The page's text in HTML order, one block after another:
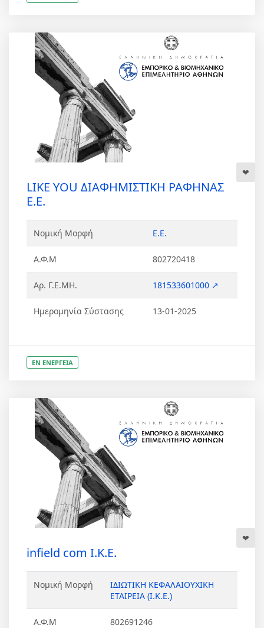
LIKE YOU ΔΙΑΦΗΜΙΣΤΙΚΗ ΡΑΦΗΝΑΣ
Ε.Ε.
Νομική Μορφή Ε.Ε.
Α.Φ.Μ 802720418
Αρ. Γ.Ε.ΜΗ. 181533601000 ↗
Ημερομηνία Σύστασης 13-01-2025
ΕΝ ΕΝΕΡΓΕΙΑ
infield com Ι.Κ.Ε.
Νομική Μορφή
ΙΔΙΩΤΙΚΗ ΚΕΦΑΛΑΙΟΥΧΙΚΗ
ΕΤΑΙΡΕΙΑ (Ι.Κ.Ε.)
Α.Φ.Μ 802691246